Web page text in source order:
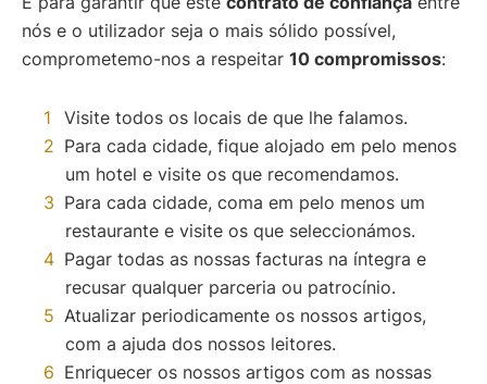
nós e o utilizador seja o mais sólido possível,
comprometemo-nos a respeitar 10 compromissos:
Visite todos os locais de que lhe falamos.
Para cada cidade, fique alojado em pelo menos
um hotel e visite os que recomendamos.
Para cada cidade, coma em pelo menos um
restaurante e visite os que seleccionámos.
Pagar todas as nossas facturas na íntegra e
recusar qualquer parceria ou patrocínio.
Atualizar periodicamente os nossos artigos,
com a ajuda dos nossos leitores.
Enriquecer os nossos artigos com as nossas